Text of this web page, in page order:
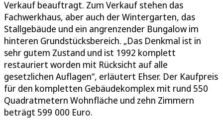
Verkauf beauftragt. Zum Verkauf stehen das
Fachwerkhaus, aber auch der Wintergarten, das
Stallgebäude und ein angrenzender Bungalow im
hinteren Grundstücksbereich. „Das Denkmal ist in
sehr gutem Zustand und ist 1992 komplett
restauriert worden mit Rücksicht auf alle
gesetzlichen Auflagen“, erläutert Ehser. Der Kaufpreis
für den kompletten Gebäudekomplex mit rund 550
Quadratmetern Wohnfläche und zehn Zimmern
beträgt 599 000 Euro.